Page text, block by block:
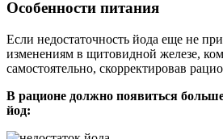
Особенности питания
Если недостаточность йода еще не
изменениям в щитовидной железе,
самостоятельно, скорректировав
В рационе должно появиться
йод: